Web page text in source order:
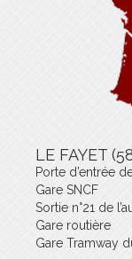
LE FAYET
Porte d’entrée
Gare SNCF
Sortie n°21 de
Gare routière
Gare Tramway